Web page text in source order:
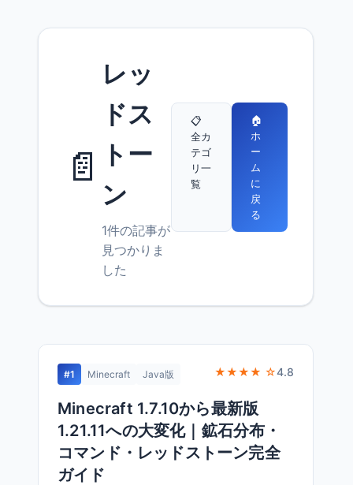
📄
レッ
ドス
トー
ン
1件の記事が
見つかりま
した
📋
全カ
テゴ
リ一
覧
🏠
ホ
ー
ム
に
戻
る
#1 Minecraft Java版 ★★★★ ☆4.8
Minecraft 1.7.10から最新版
1.21.11への大変化｜鉱石分布・
コマンド・レッドストーン完全
ガイド